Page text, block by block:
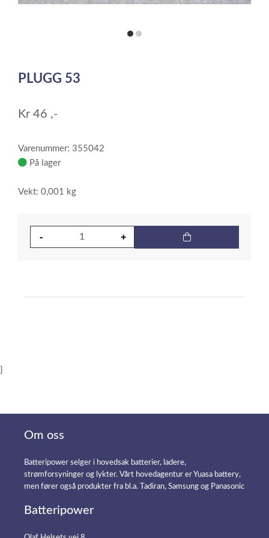
itemitem
of
PLUGG 53
Kr 46 ,-
Varenummer: 355042
På lager
Vekt: 0,001 kg
}
Om oss
Batteripower selger i hovedsak batterier, ladere,
strømforsyninger og lykter. Vårt hovedagentur er Yuasa battery,
men fører også produkter fra bl.a. Tadiran, Samsung og Panasonic
Batteripower